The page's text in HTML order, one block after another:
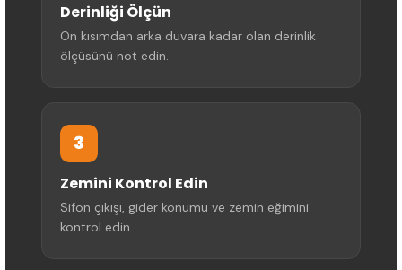
Derinliği Ölçün
Ön kısımdan arka duvara kadar olan derinlik
ölçüsünü not edin.
3
Zemini Kontrol Edin
Sifon çıkışı, gider konumu ve zemin eğimini
kontrol edin.